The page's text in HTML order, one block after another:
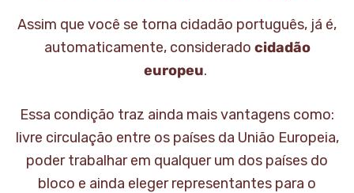
Assim que você se torna cidadão português, já é,
automaticamente, considerado cidadão
europeu.
Essa condição traz ainda mais vantagens como:
livre circulação entre os países da União Europeia,
poder trabalhar em qualquer um dos países do
bloco e ainda eleger representantes para o